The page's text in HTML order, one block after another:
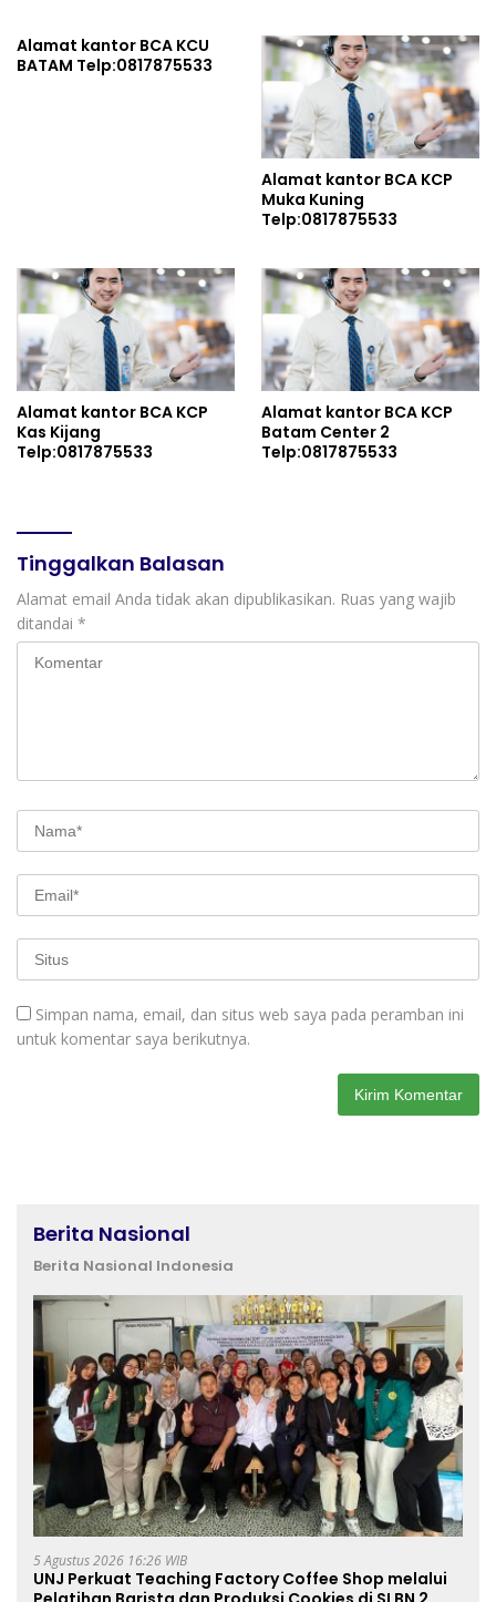
Alamat kantor BCA KCU
BATAM Telp:0817875533
Alamat kantor BCA KCP
Muka Kuning
Telp:0817875533
Alamat kantor BCA KCP
Kas Kijang
Telp:0817875533
Alamat kantor BCA KCP
Batam Center 2
Telp:0817875533
Tinggalkan Balasan
Alamat email Anda tidak akan dipublikasikan. Ruas yang wajib
ditandai *
Simpan nama, email, dan situs web saya pada peramban ini
untuk komentar saya berikutnya.
Berita Nasional
Berita Nasional Indonesia
5 Agustus 2026 16:26 WIB
UNJ Perkuat Teaching Factory Coffee Shop melalui